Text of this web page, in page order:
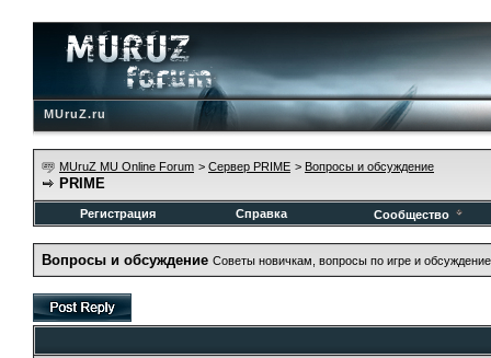
MUruZ.ru
MUruZ MU Online Forum > Сервер PRIME > Вопросы и обсуждение
PRIME
Регистрация Справка Сообщество
Вопросы и обсуждение Советы новичкам, вопросы по игре и